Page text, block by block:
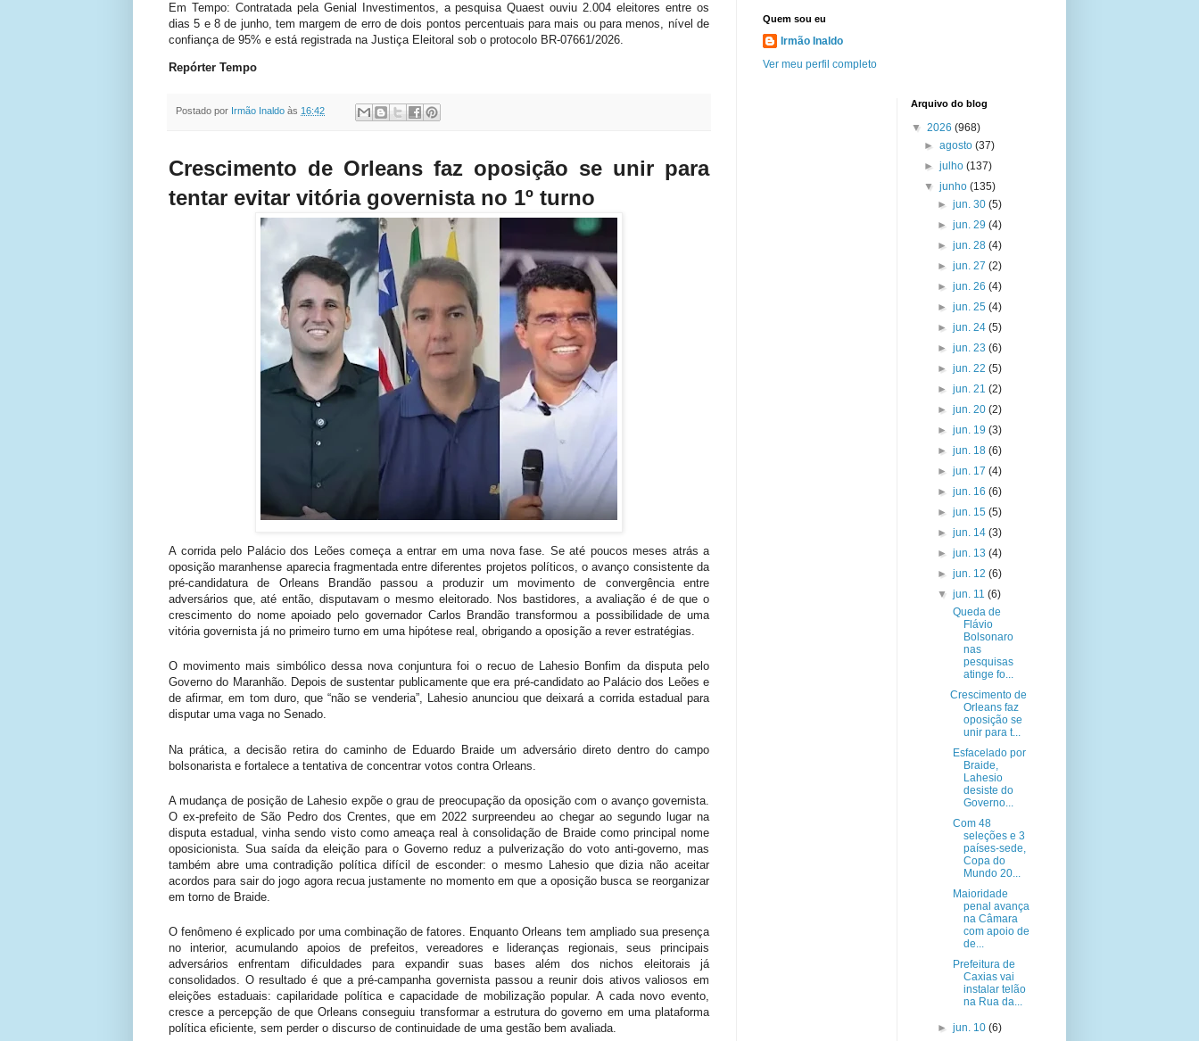
Em Tempo: Contratada pela Genial Investimentos, a pesquisa Quaest ouviu 2.004 eleitores entre os
dias 5 e 8 de junho, tem margem de erro de dois pontos percentuais para mais ou para menos, nível de
confiança de 95% e está registrada na Justiça Eleitoral sob o protocolo BR-07661/2026.
Repórter Tempo
Postado por Irmão Inaldo às 16:42
Crescimento de Orleans faz oposição se unir para
tentar evitar vitória governista no 1º turno
A corrida pelo Palácio dos Leões começa a entrar em uma nova fase. Se até poucos meses atrás a
oposição maranhense aparecia fragmentada entre diferentes projetos políticos, o avanço consistente da
pré-candidatura de Orleans Brandão passou a produzir um movimento de convergência entre
adversários que, até então, disputavam o mesmo eleitorado. Nos bastidores, a avaliação é de que o
crescimento do nome apoiado pelo governador Carlos Brandão transformou a possibilidade de uma
vitória governista já no primeiro turno em uma hipótese real, obrigando a oposição a rever estratégias.
O movimento mais simbólico dessa nova conjuntura foi o recuo de Lahesio Bonfim da disputa pe lo
Governo do Maranhão. Depois de sustentar publicamente que era pré-candidato ao Palácio dos Leões e
de afirmar, em tom duro, que “não se venderia”, Lahesio anunciou que deixará a corrida estadual para
disputar uma vaga no Senado.
Na prática, a decisão retira do caminho de Eduardo Braide um adversário direto dentro do campo
bolsonarista e fortalece a tentativa de concentrar votos contra Orleans.
A mudança de posição de Lahesio expõe o grau de preocupação da oposição com o avanço governista.
O ex-prefeito de São Pedro dos Crentes, que em 2022 surpreendeu ao chegar ao segundo lugar na
disputa estadual, vinha sendo visto como ameaça real à consolidação de Braide como principal nome
oposicionista. Sua saída da eleição para o Governo reduz a pulverização do voto anti-governo, mas
também abre uma contradição política difícil de esconder: o mesmo Lahesio que dizia não aceitar
acordos para sair do jogo agora recua justamente no momento em que a oposição busca se reorganizar
em torno de Braide.
O fenômeno é explicado por uma combinação de fatores. Enquanto Orleans tem ampliado sua presença
no interior, acumulando apoios de prefeitos, vereadores e lideranças regionais, seus principais
adversários enfrentam dificuldades para expandir suas bases além dos nichos eleitorais já
consolidados. O resultado é que a pré-campanha governista passou a reunir dois ativos valiosos em
eleições estaduais: capilaridade política e capacidade de mobilização popular. A cada novo evento,
cresce a percepção de que Orleans conseguiu transformar a estrutura do governo em uma plataforma
política eficiente, sem perder o discurso de continuidade de uma gestão bem avaliada.
Quem sou eu
Irmão Inaldo
Ver meu perfil completo
Arquivo do blog
▼ 2026 (968)
►agosto(37)
►julho(137)
▼junho(135)
► jun. 30 (5)
► jun. 29 (4)
► jun. 28 (4)
► jun. 27 (2)
► jun. 26 (4)
► jun. 25 (4)
► jun. 24 (5)
► jun. 23 (6)
► jun. 22 (5)
► jun. 21 (2)
► jun. 20 (2)
► jun. 19 (3)
► jun. 18 (6)
► jun. 17 (4)
► jun. 16 (6)
► jun. 15 (5)
► jun. 14 (3)
► jun. 13 (4)
► jun. 12 (6)
▼ jun. 11 (6)
Queda de
Flávio
Bolsonaro
nas
pesquisas
atinge fo...
Crescimento de
Orleans faz
oposição se
unir para t...
Esfacelado por
Braide,
Lahesio
desiste do
Governo...
Com 48
seleções e 3
países-sede,
Copa do
Mundo 20...
Maioridade
penal avança
na Câmara
com apoio de
de...
Prefeitura de
Caxias vai
instalar telão
na Rua da...
► jun. 10 (6)